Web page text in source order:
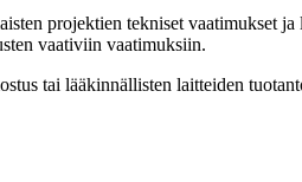
projektien tekniset vaatimukset
vaativiin vaatimuksiin.
tai lääkinnällisten laitteiden